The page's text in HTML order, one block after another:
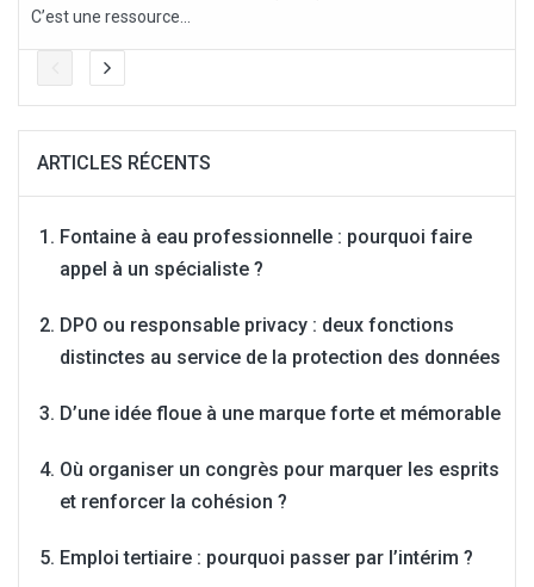
C’est une ressource...
ARTICLES RÉCENTS
Fontaine à eau professionnelle : pourquoi faire
appel à un spécialiste ?
DPO ou responsable privacy : deux fonctions
distinctes au service de la protection des données
D’une idée floue à une marque forte et mémorable
Où organiser un congrès pour marquer les esprits
et renforcer la cohésion ?
Emploi tertiaire : pourquoi passer par l’intérim ?